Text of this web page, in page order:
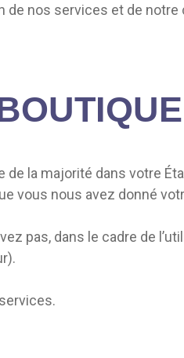
de nos services et de notre
la majorité dans votre
vous nous avez donné
pas, dans le cadre de